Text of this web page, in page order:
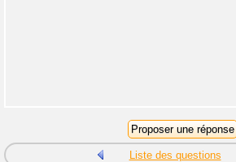
Liste des questions